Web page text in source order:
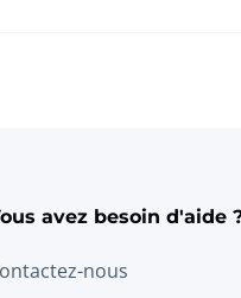
avez besoin d'aide
nous